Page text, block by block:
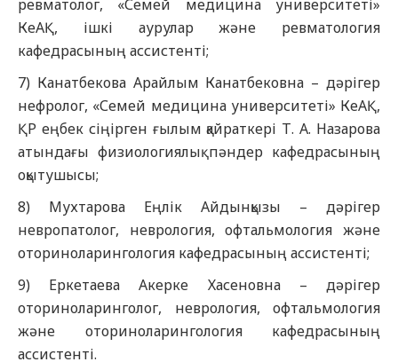
ревматолог, «Семей медицина университеті»
КеАҚ, ішкі аурулар және ревматология
кафедрасының ассистенті;
7) Канатбекова Арайлым Канатбековна – дәрігер
нефролог, «Семей медицина университеті» КеАҚ,
ҚР еңбек сіңірген ғылым қайраткері Т. А. Назарова
атындағы физиологиялық пәндер кафедрасының
оқытушысы;
8) Мухтарова Еңлік Айдынқызы – дәрігер
невропатолог, неврология, офтальмология және
оториноларингология кафедрасының ассистенті;
9) Еркетаева Акерке Хасеновна – дәрігер
оториноларинголог, неврология, офтальмология
және оториноларингология кафедрасының
ассистенті.